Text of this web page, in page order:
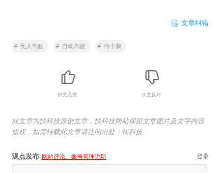
文章纠错
# 无人驾驶 # 自动驾驶 # 何小鹏
好文点赞 水文反对
此文章为快科技原创文章，快科技网站保留文章图片及文字内容
版权，如需转载此文章请注明出处：快科技
观点发布 网站评论、账号管理说明 登录